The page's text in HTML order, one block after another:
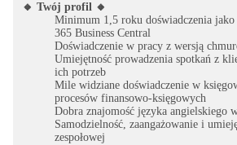
🔸 Twój profil 🔸
Minimum 1,5 roku doświadczenia
365 Business Central
Doświadczenie w pracy z wersją
Umiejętność prowadzenia spotkań z
ich potrzeb
Mile widziane doświadczenie w
procesów finansowo-księgowych
Dobra znajomość języka angielskiego
Samodzielność, zaangażowanie i
zespołowej